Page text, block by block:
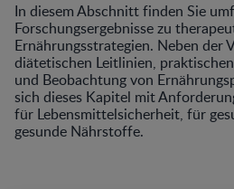
In diesem Abschnitt finden Sie
Forschungsergebnisse zu
Ernährungsstrategien. Neben der
diätetischen Leitlinien,
und Beobachtung von
sich dieses Kapitel mit
für Lebensmittelsicherheit, für
gesunde Nährstoffe.